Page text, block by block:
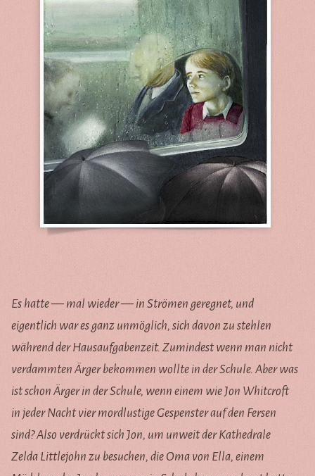
Es hatte — mal wieder — in Strömen geregnet, und
eigentlich war es ganz unmöglich, sich davon zu stehlen
während der Hausaufgabenzeit. Zumindest wenn man nicht
verdammten Ärger bekommen wollte in der Schule. Aber was
ist schon Ärger in der Schule, wenn einem wie Jon Whitcroft
in jeder Nacht vier mordlustige Gespenster auf den Fersen
sind? Also verdrückt sich Jon, um unweit der Kathedrale
Zelda Littlejohn zu besuchen, die Oma von Ella, einem